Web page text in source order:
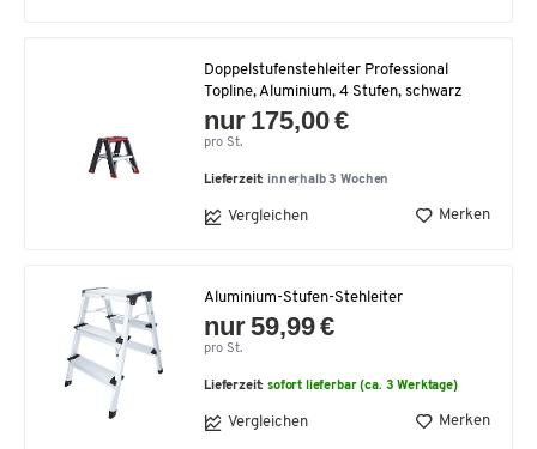
Doppelstufenstehleiter Professional
Topline, Aluminium, 4 Stufen, schwarz
nur 175,00 €
pro St.
Lieferzeit: innerhalb 3 Wochen
Vergleichen Merken
Aluminium-Stufen-Stehleiter
nur 59,99 €
pro St.
Lieferzeit:sofort lieferbar (ca. 3 Werktage)
Vergleichen Merken